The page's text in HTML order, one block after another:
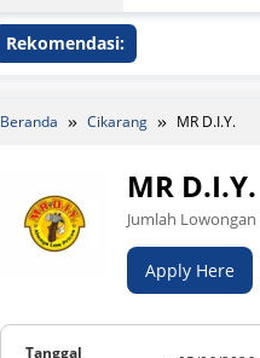
Rekomendasi:
Beranda Cikarang MR D.I.Y.
MR D.I.Y.
Jumlah Lowongan
Apply Here
Tanggal